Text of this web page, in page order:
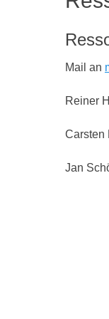
Mail an
Reiner
Carsten
Jan